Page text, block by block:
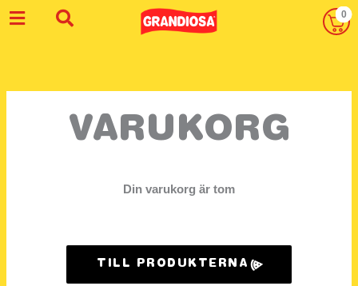
Skip
0
VARUKORG
Din varukorg är tom
TILL PRODUKTERNA